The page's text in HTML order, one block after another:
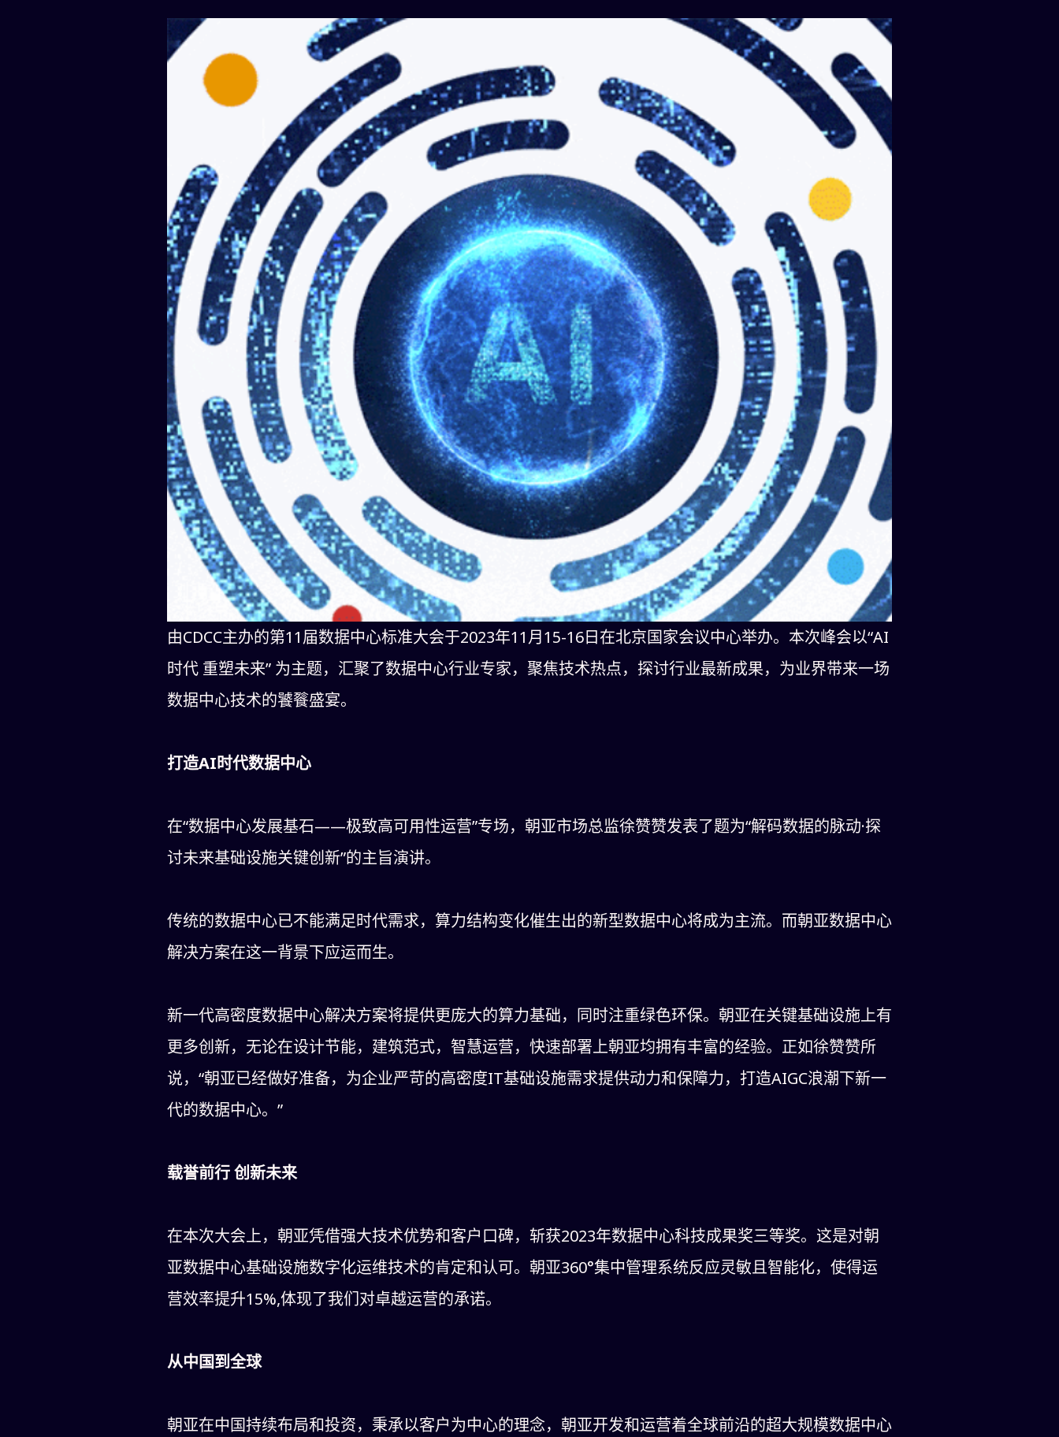
由CDCC主办的第11届数据中心标准大会于2023年11月15-16日在北京国家会议中心举办。本次峰会以“AI
时代 重塑未来” 为主题，汇聚了数据中心行业专家，聚焦技术热点，探讨行业最新成果，为业界带来一场
数据中心技术的饕餮盛宴。
打造AI时代数据中心
在“数据中心发展基石——极致高可用性运营”专场，朝亚市场总监徐赞赞发表了题为“解码数据的脉动·探
讨未来基础设施关键创新”的主旨演讲。
传统的数据中心已不能满足时代需求，算力结构变化催生出的新型数据中心将成为主流。而朝亚数据中心
解决方案在这一背景下应运而生。
新一代高密度数据中心解决方案将提供更庞大的算力基础，同时注重绿色环保。朝亚在关键基础设施上有
更多创新，无论在设计节能，建筑范式，智慧运营，快速部署上朝亚均拥有丰富的经验。正如徐赞赞所
说，“朝亚已经做好准备，为企业严苛的高密度IT基础设施需求提供动力和保障力，打造AIGC浪潮下新一
代的数据中心。”
载誉前行 创新未来
在本次大会上，朝亚凭借强大技术优势和客户口碑，斩获2023年数据中心科技成果奖三等奖。这是对朝
亚数据中心基础设施数字化运维技术的肯定和认可。朝亚360°集中管理系统反应灵敏且智能化，使得运
营效率提升15%,体现了我们对卓越运营的承诺。
从中国到全球
朝亚在中国持续布局和投资，秉承以客户为中心的理念，朝亚开发和运营着全球前沿的超大规模数据中心